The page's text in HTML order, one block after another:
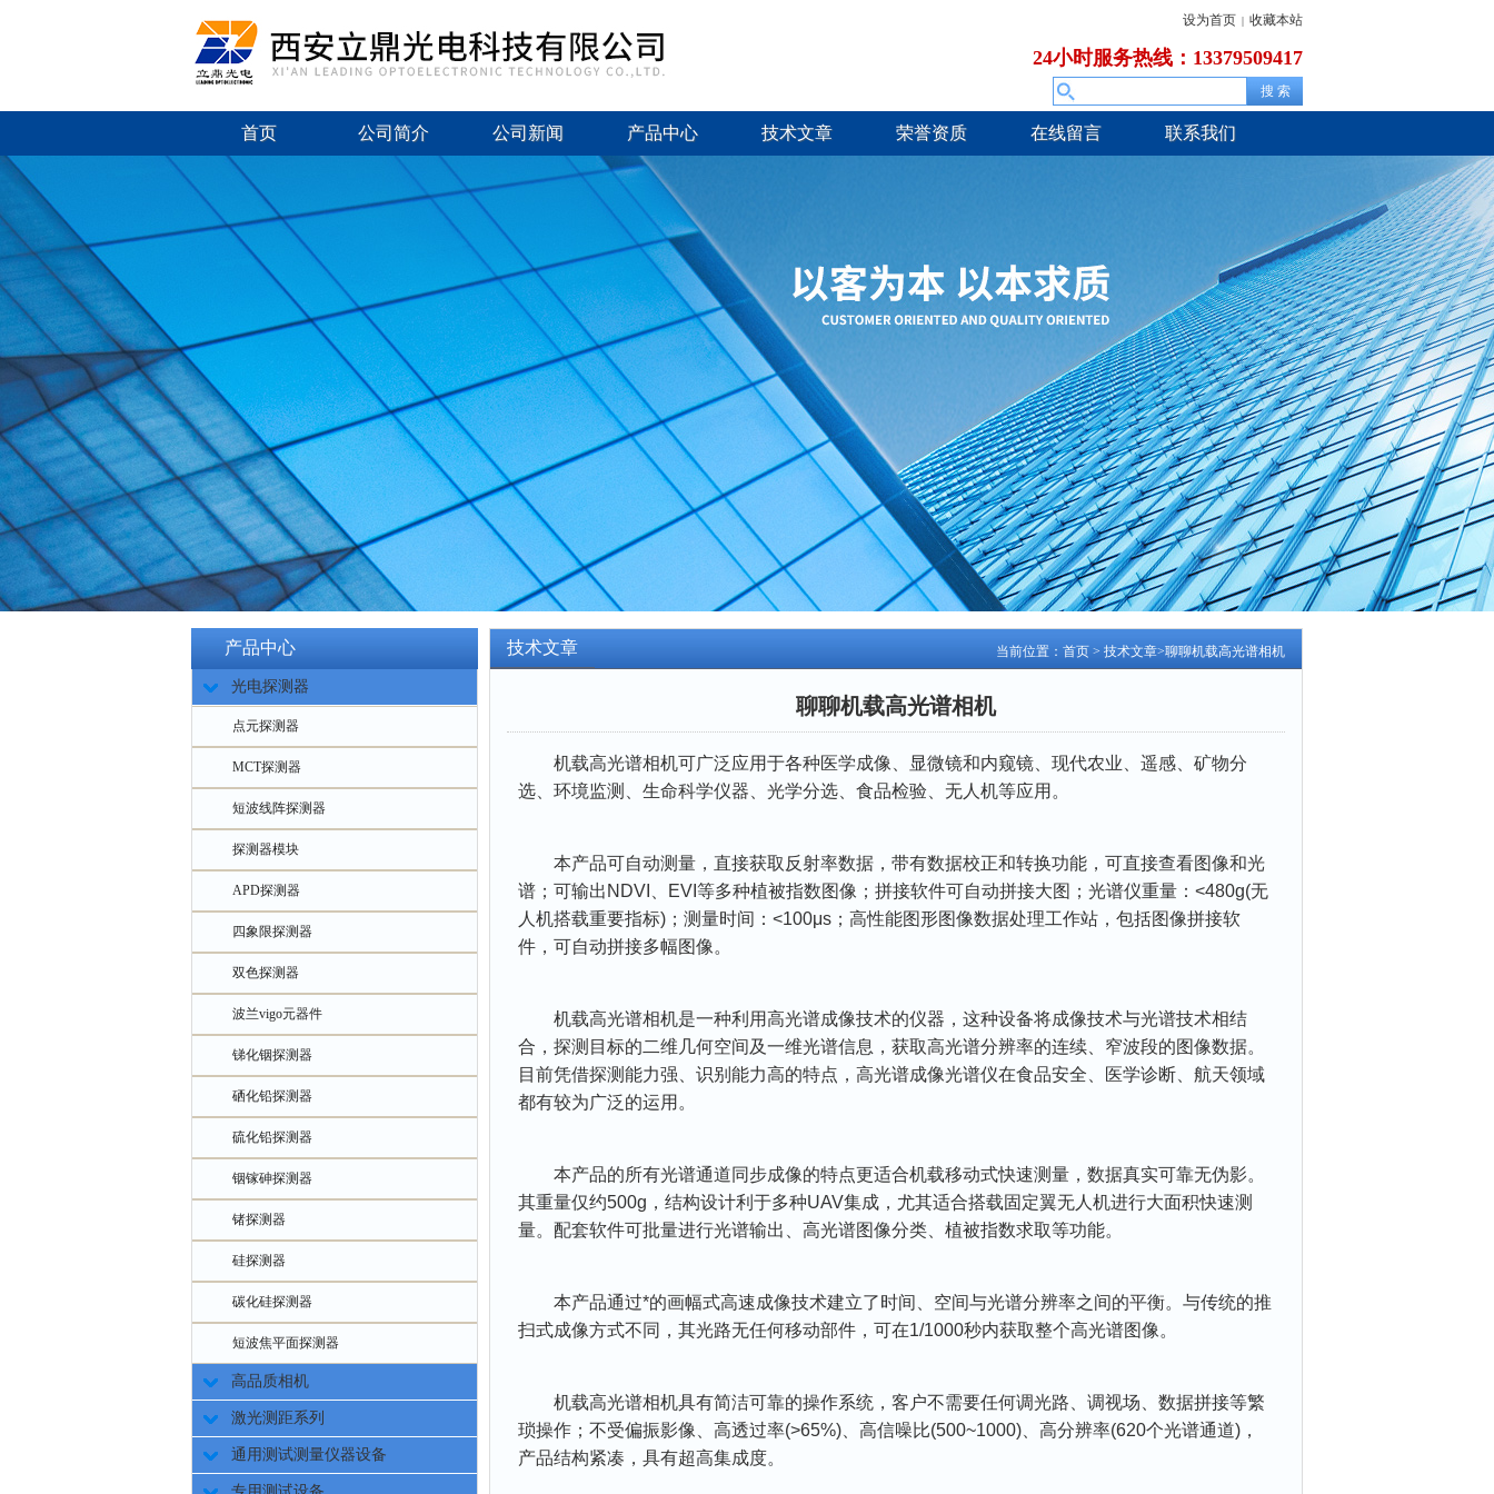
设为首页 | 收藏本站
24小时服务热线：13379509417
首页 公司简介 公司新闻 产品中心 技术文章 荣誉资质 在线留言 联系我们
产品中心
光电探测器
点元探测器
MCT探测器
短波线阵探测器
探测器模块
APD探测器
四象限探测器
双色探测器
波兰vigo元器件
锑化铟探测器
硒化铅探测器
硫化铅探测器
铟镓砷探测器
锗探测器
硅探测器
碳化硅探测器
短波焦平面探测器
高品质相机
激光测距系列
通用测试测量仪器设备
当前位置： 首页 > 技术文章>聊聊机载高光谱相机
技术文章
聊聊机载高光谱相机
机载高光谱相机可广泛应用于各种医学成像、显微镜和内窥镜、现代农业、遥感、矿物分
选、环境监测、生命科学仪器、光学分选、食品检验、无人机等应用。
本产品可自动测量，直接获取反射率数据，带有数据校正和转换功能，可直接查看图像和光
谱；可输出NDVI、EVI等多种植被指数图像；拼接软件可自动拼接大图；光谱仪重量：<480g(无
人机搭载重要指标)；测量时间：<100μs；高性能图形图像数据处理工作站，包括图像拼接软
件，可自动拼接多幅图像。
机载高光谱相机是一种利用高光谱成像技术的仪器，这种设备将成像技术与光谱技术相结
合，探测目标的二维几何空间及一维光谱信息，获取高光谱分辨率的连续、窄波段的图像数据。
目前凭借探测能力强、识别能力高的特点，高光谱成像光谱仪在食品安全、医学诊断、航天领域
都有较为广泛的运用。
本产品的所有光谱通道同步成像的特点更适合机载移动式快速测量，数据真实可靠无伪影。
其重量仅约500g，结构设计利于多种UAV集成，尤其适合搭载固定翼无人机进行大面积快速测
量。配套软件可批量进行光谱输出、高光谱图像分类、植被指数求取等功能。
本产品通过*的画幅式高速成像技术建立了时间、空间与光谱分辨率之间的平衡。与传统的推
扫式成像方式不同，其光路无任何移动部件，可在1/1000秒内获取整个高光谱图像。
机载高光谱相机具有简洁可靠的操作系统，客户不需要任何调光路、调视场、数据拼接等繁
琐操作；不受偏振影像、高透过率(>65%)、高信噪比(500~1000)、高分辨率(620个光谱通道)，
产品结构紧凑，具有超高集成度。